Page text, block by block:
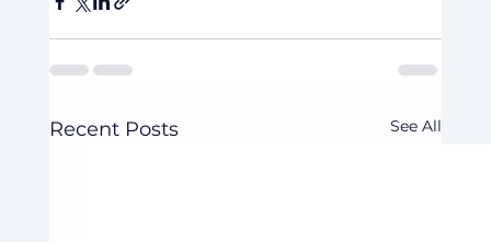
Recent Posts See All